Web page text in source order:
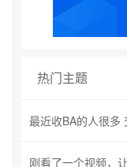
热门主题
最近收BA的人很多
刚看了一个视频，